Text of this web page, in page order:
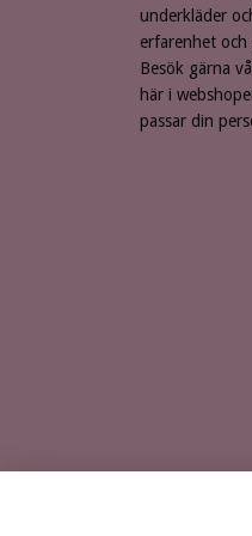
underkläder
erfarenhet
Besök gärna
här i
passar din